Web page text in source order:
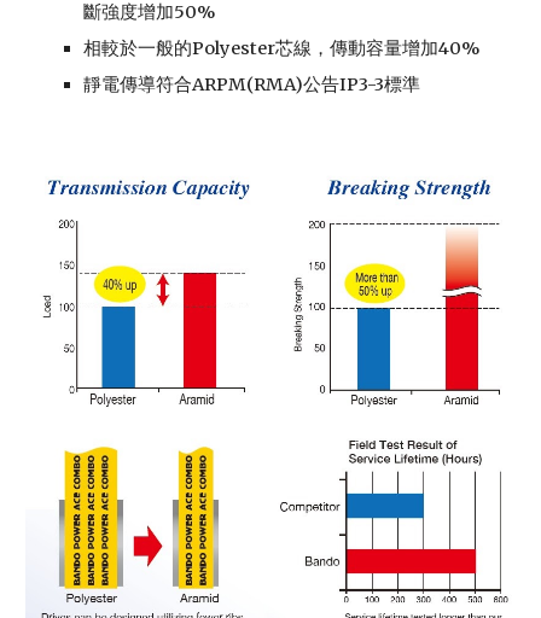
斷強度增加50%
相較於一般的Polyester芯線，傳動容量增加40%
靜電傳導符合ARPM(RMA)公告IP3-3標準